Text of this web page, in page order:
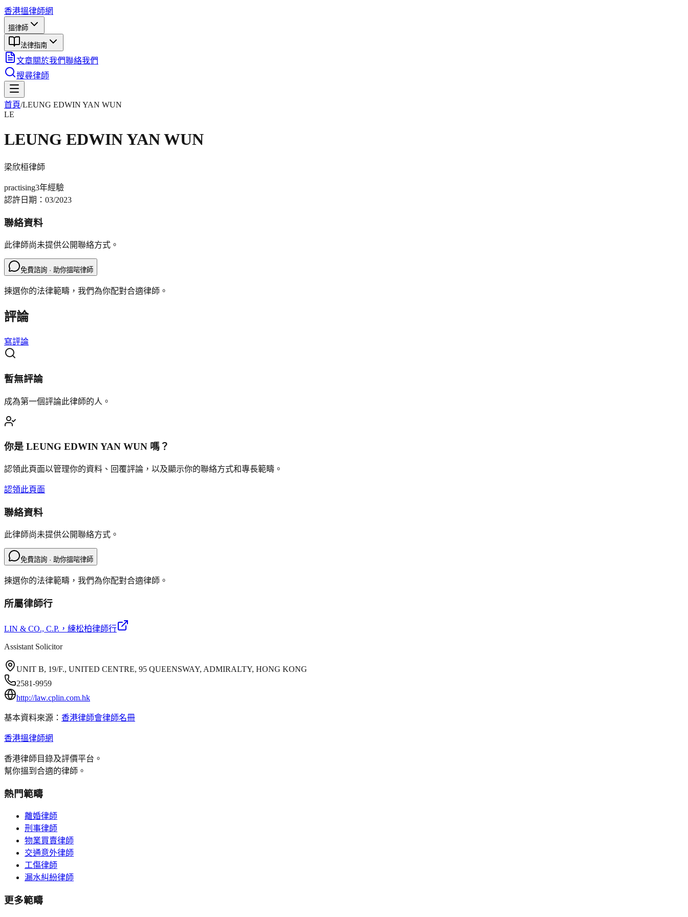
香港搵律師網
搵律師
法律指南
文章關於我們聯絡我們
搜尋律師
首頁/LEUNG EDWIN YAN WUN
LE
LEUNG EDWIN YAN WUN
梁欣桓律師
practising3年經驗
認許日期： 03/2023
聯絡資料
此律師尚未提供公開聯絡方式。
免費諮詢 · 助你搵啱律師
揀選你的法律範疇，我們為你配對合適律師。
評論
寫評論
暫無評論
成為第一個評論此律師的人。
你是 LEUNG EDWIN YAN WUN 嗎？
認領此頁面以管理你的資料、回覆評論，以及顯示你的聯絡方式和專長範疇。
認領此頁面
聯絡資料
此律師尚未提供公開聯絡方式。
免費諮詢 · 助你搵啱律師
揀選你的法律範疇，我們為你配對合適律師。
所屬律師行
LIN & CO., C.P. ，練松柏律師行
Assistant Solicitor
UNIT B, 19/F., UNITED CENTRE, 95 QUEENSWAY, ADMIRALTY, HONG KONG
2581-9959
http://law.cplin.com.hk
基本資料來源： 香港律師會律師名冊
香港搵律師網
香港律師目錄及評價平台。
幫你搵到合適的律師。
熱門範疇
離婚律師
刑事律師
物業買賣律師
交通意外律師
工傷律師
漏水糾紛律師
更多範疇